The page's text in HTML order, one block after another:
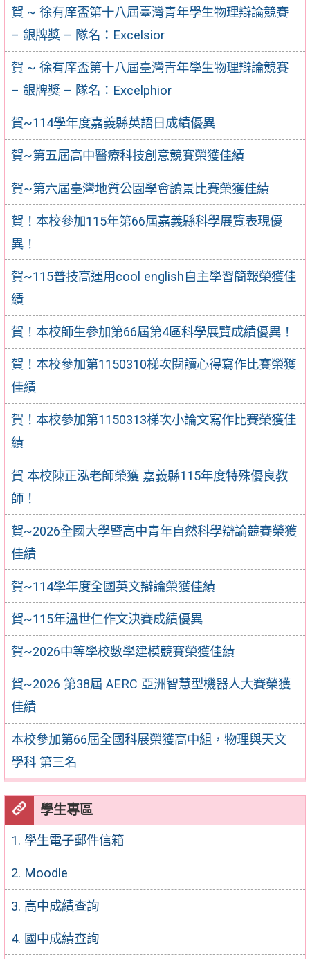
賀 ~ 徐有庠盃第十八屆臺灣青年學生物理辯論競賽
– 銀牌獎 – 隊名：Excelsior
賀 ~ 徐有庠盃第十八屆臺灣青年學生物理辯論競賽
– 銀牌獎 – 隊名：Excelphior
賀~114學年度嘉義縣英語日成績優異
賀~第五屆高中醫療科技創意競賽榮獲佳績
賀~第六屆臺灣地質公園學會讀景比賽榮獲佳績
賀！本校參加115年第66屆嘉義縣科學展覽表現優
異！
賀~115普技高運用cool english自主學習簡報榮獲佳
績
賀！本校師生參加第66屆第4區科學展覽成績優異！
賀！本校參加第1150310梯次閱讀心得寫作比賽榮獲
佳績
賀！本校參加第1150313梯次小論文寫作比賽榮獲佳
績
賀 本校陳正泓老師榮獲 嘉義縣115年度特殊優良教
師！
賀~2026全國大學暨高中青年自然科學辯論競賽榮獲
佳績
賀~114學年度全國英文辯論榮獲佳績
賀~115年溫世仁作文決賽成績優異
賀~2026中等學校數學建模競賽榮獲佳績
賀~2026 第38屆 AERC 亞洲智慧型機器人大賽榮獲
佳績
本校參加第66屆全國科展榮獲高中組，物理與天文
學科 第三名
學生專區
1. 學生電子郵件信箱
2. Moodle
3. 高中成績查詢
4. 國中成績查詢